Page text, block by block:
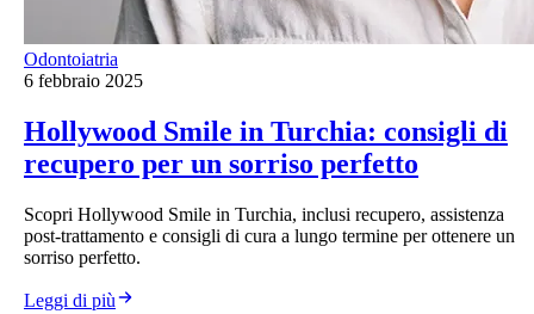
Odontoiatria
6 febbraio 2025
Hollywood Smile in Turchia: consigli di
recupero per un sorriso perfetto
Scopri Hollywood Smile in Turchia, inclusi recupero, assistenza
post-trattamento e consigli di cura a lungo termine per ottenere un
sorriso perfetto.
Leggi di più